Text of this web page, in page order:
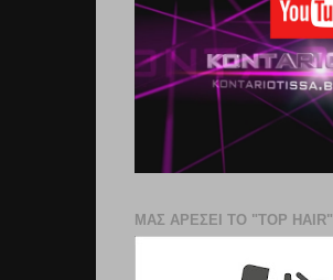
ΜΑΣ ΑΡΕΣΕΙ ΤΟ "TOP HAIR"